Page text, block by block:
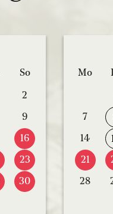
So
2
9
16
23
30
Mo
7
14
21
28